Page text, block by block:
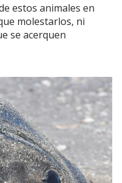
estos animales en
molestarlos, ni
se acerquen